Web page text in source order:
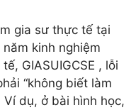
gia sư thực tế tại
kinh nghiệm
GIASUIGCSE , lỗi
“không biết làm
Ví dụ, ở bài hình học,